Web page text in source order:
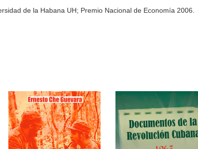
de la Habana UH; Premio Nacional de Economía 2006.